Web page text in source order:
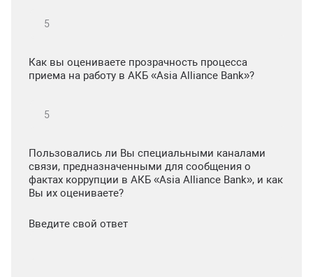
Как вы оцениваете прозрачность процесса
приема на работу в АКБ «Asia Alliance Bank»?
Пользовались ли Вы специальными каналами
связи, предназначенными для сообщения о
фактах коррупции в АКБ «Asia Alliance Bank», и как
Вы их оцениваете?
Введите свой ответ